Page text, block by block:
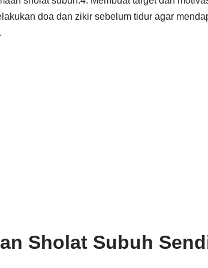
doa dan zikir sebelum tidur agar
Sholat Subuh